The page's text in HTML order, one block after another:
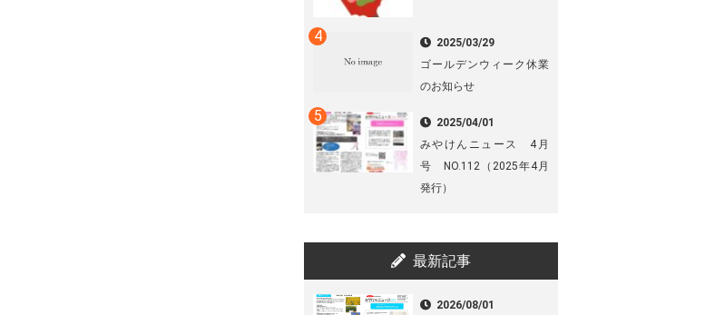
2025/03/29
ゴールデンウィーク休業
のお知らせ
2025/04/01
みやけんニュース 4月
号 NO.112（2025年4月
発行）
最新記事
2026/08/01